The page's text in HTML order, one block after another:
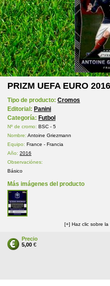
PRIZM UEFA EURO
Tipo de producto: Cromos
Editorial: Panini
Categoría: Futbol
Nº de cromo: BSC - 5
Nombre: Antoine Griezmann
Equipo: France - Francia
Año: 2016
Observaciónes:
Básico
Más imágenes del producto
[+] Haz clic sobre
Precio
5,00 €